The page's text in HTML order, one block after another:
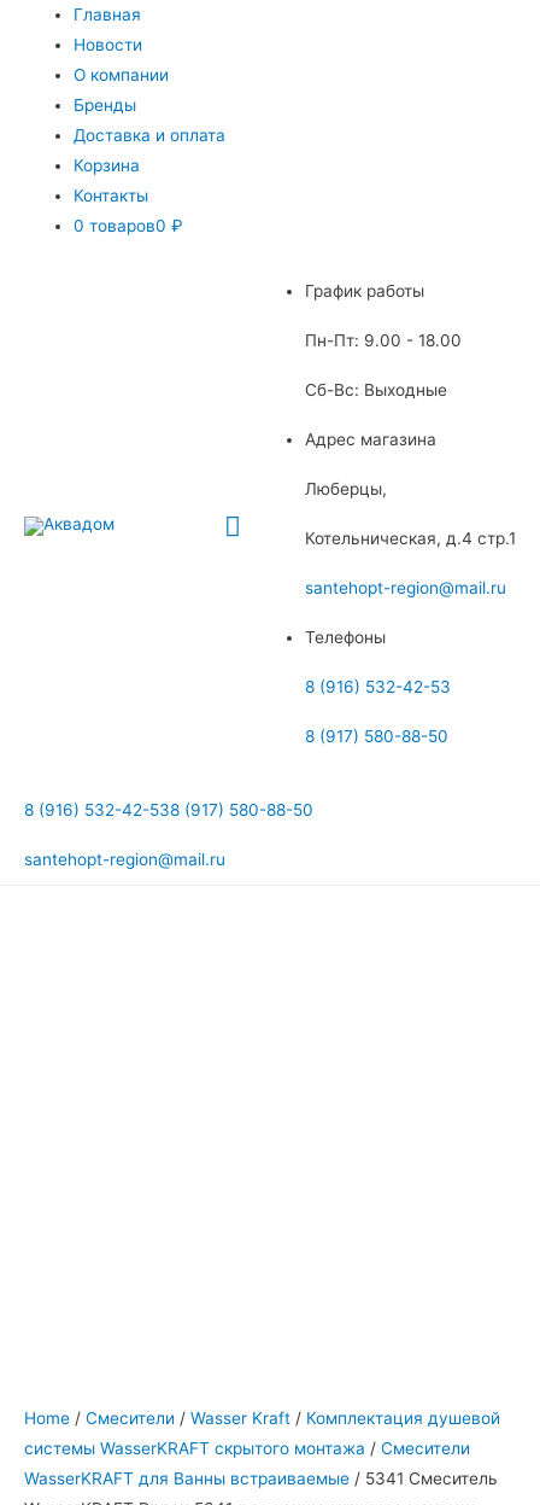
Главная
Новости
О компании
Бренды
Доставка и оплата
Корзина
Контакты
0 товаров0 ₽
Главное
График работы
Пн-Пт: 9.00 - 18.00
Сб-Вс: Выходные
Адрес магазина
Люберцы,
Котельническая, д.4 стр.1
santehopt-region@mail.ru
Телефоны
8 (916) 532-42-53
8 (917) 580-88-50
8 (916) 532-42-538 (917) 580-88-50
santehopt-region@mail.ru
Home / Смесители / Wasser Kraft / Комплектация душевой
системы WasserKRAFT скрытого монтажа / Смесители
WasserKRAFT для Ванны встраиваемые / 5341 Смеситель